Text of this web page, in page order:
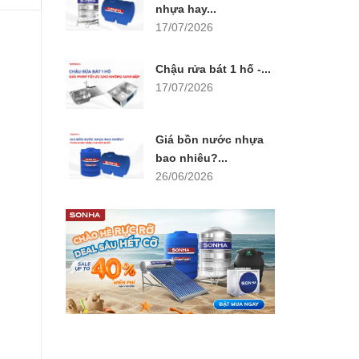
nhựa hay...
17/07/2026
Chậu rửa bát 1 hố -...
17/07/2026
Giá bồn nước nhựa
bao nhiêu?...
26/06/2026